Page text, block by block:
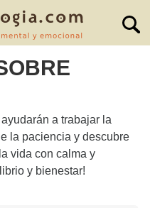
a trabajar la
la paciencia y descubre
vida con calma y
y bienestar!